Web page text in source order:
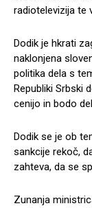
radiotelevizija te
Dodik je hkrati
naklonjena
politika dela s
Republiki Srbski
cenijo in bodo
Dodik se je ob
sankcije rekoč,
zahteva, da se
Zunanja